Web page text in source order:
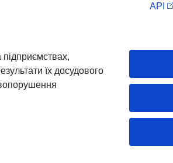
на
API
їх досудового